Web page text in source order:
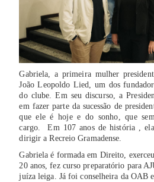
Gabriela, a primeira mulher
João Leopoldo Lied, um dos
do clube. Em seu discurso, a
em fazer parte da sucessão de
que ele é hoje e do sonho, que
cargo. Em 107 anos de história ,
dirigir a Recreio Gramadense.
Gabriela é formada em Direito,
20 anos, fez curso preparatório para
juíza leiga. Já foi conselheira da OAB